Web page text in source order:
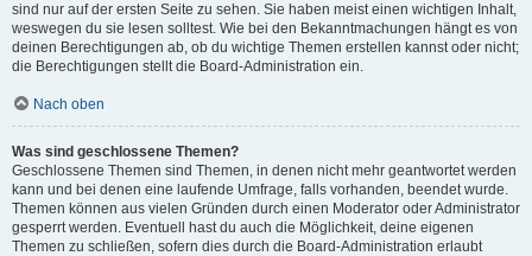
sind nur auf der ersten Seite zu sehen. Sie haben meist einen wichtigen Inhalt,
weswegen du sie lesen solltest. Wie bei den Bekanntmachungen hängt es von
deinen Berechtigungen ab, ob du wichtige Themen erstellen kannst oder nicht;
die Berechtigungen stellt die Board-Administration ein.
Nach oben
Was sind geschlossene Themen?
Geschlossene Themen sind Themen, in denen nicht mehr geantwortet werden
kann und bei denen eine laufende Umfrage, falls vorhanden, beendet wurde.
Themen können aus vielen Gründen durch einen Moderator oder Administrator
gesperrt werden. Eventuell hast du auch die Möglichkeit, deine eigenen
Themen zu schließen, sofern dies durch die Board-Administration erlaubt